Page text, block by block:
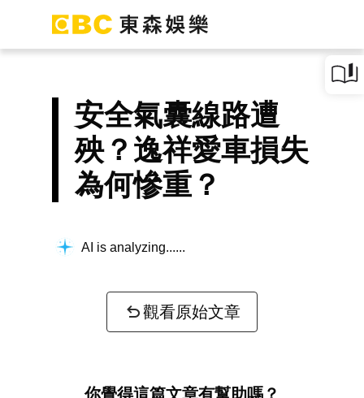
安全氣囊線路遭
殃？逸祥愛車損失
為何慘重？
AI is analyzing...
觀看原始文章
你覺得這篇文章有幫助嗎？